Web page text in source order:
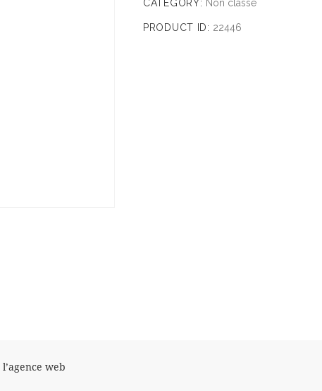
CATEGORY: Non classé
PRODUCT ID: 22446
l’agence web